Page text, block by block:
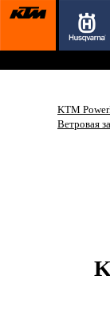
KTM
Ветровая